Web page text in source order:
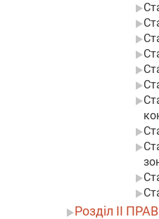
Розділ II